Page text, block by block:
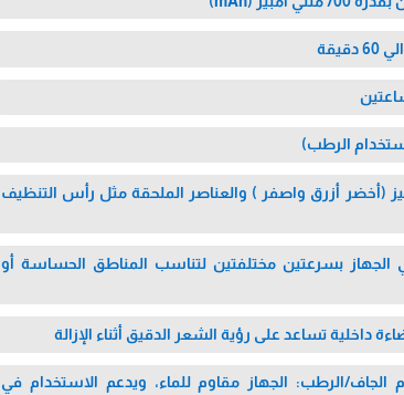
الرطب)
(أخضر أزرق واصفر ) والعناصر الملحقة مثل رأس التنظيف
الجهاز بسرعتين مختلفتين لتناسب المناطق الحساسة أو
داخلية تساعد على رؤية الشعر الدقيق أثناء الإزالة
الجاف/الرطب: الجهاز مقاوم للماء، ويدعم الاستخدام في